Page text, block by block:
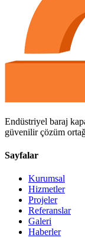
Endüstriyel baraj
güvenilir çözüm
Sayfalar
Kurumsal
Hizmetler
Projeler
Referanslar
Galeri
Haberler